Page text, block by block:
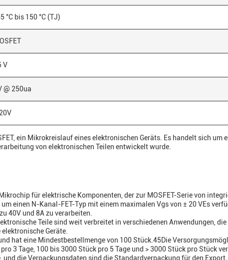
°C bis 150 °C (TJ)
V
@ 250ua
ein Mikrokreislauf eines elektronischen Geräts. Es handelt sich um
von elektronischen Teilen entwickelt wurde.
für elektrische Komponenten, der zur MOSFET-Serie von
einen N-Kanal-FET-Typ mit einem maximalen Vgs von ± 20 VEs
40V und 8A zu verarbeiten.
Teile sind weit verbreitet in verschiedenen Anwendungen,
Geräte.
hat eine Mindestbestellmenge von 100 Stück.45Die
3 Tage, 100 bis 3000 Stück pro 5 Tage und > 3000 Stück pro Stück
die Verpackungsdaten sind die Standardverpackung für den Export.